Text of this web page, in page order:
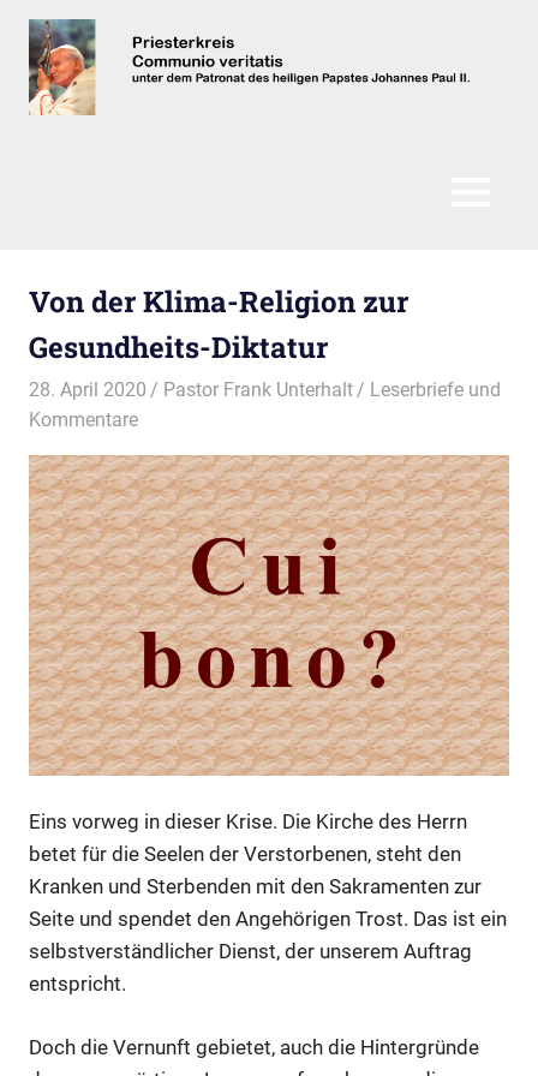
Zum
Inhalt
springen
Von der Klima-Religion zur
Gesundheits-Diktatur
28. April 2020 Pastor Frank Unterhalt
Leserbriefe und
Kommentare
Eins vorweg in dieser Krise. Die Kirche des Herrn
betet für die Seelen der Verstorbenen, steht den
Kranken und Sterbenden mit den Sakramenten zur
Seite und spendet den Angehörigen Trost. Das ist ein
selbstverständlicher Dienst, der unserem Auftrag
entspricht.
Doch die Vernunft gebietet, auch die Hintergründe